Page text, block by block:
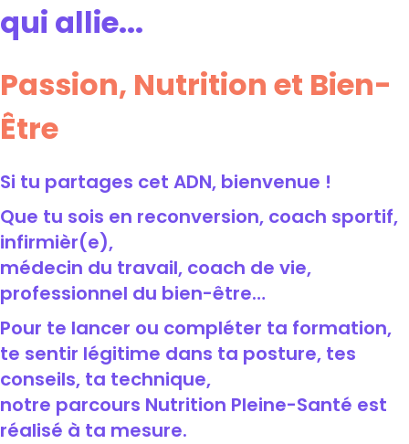
qui allie...
Passion, Nutrition et Bien-
Être
Si tu partages cet ADN, bienvenue !
Que tu sois en reconversion, coach sportif,
infirmièr(e),
médecin du travail, coach de vie,
professionnel du bien-être…
Pour te lancer ou compléter ta formation,
te sentir légitime dans ta posture, tes
conseils, ta technique,
notre parcours Nutrition Pleine-Santé est
réalisé à ta mesure.